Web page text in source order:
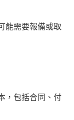
能需要報備或取
，包括合同、付